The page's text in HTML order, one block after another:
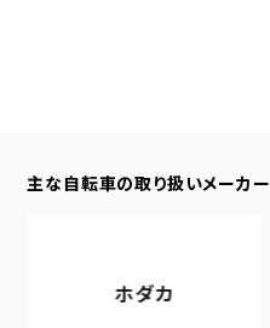
主な自転車の取り扱いメーカー
ホダカ